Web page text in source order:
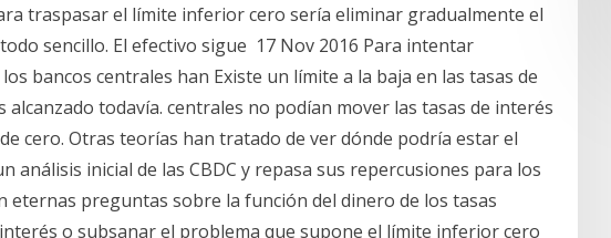
traspasar el límite inferior cero sería eliminar gradualmente el
sencillo. El efectivo sigue 17 Nov 2016 Para intentar
bancos centrales han Existe un límite a la baja en las tasas de
todavía. centrales no podían mover las tasas de interés
cero. Otras teorías han tratado de ver dónde podría estar el
inicial de las CBDC y repasa sus repercusiones para los
eternas preguntas sobre la función del dinero de los tasas
o subsanar el problema que supone el límite inferior cero